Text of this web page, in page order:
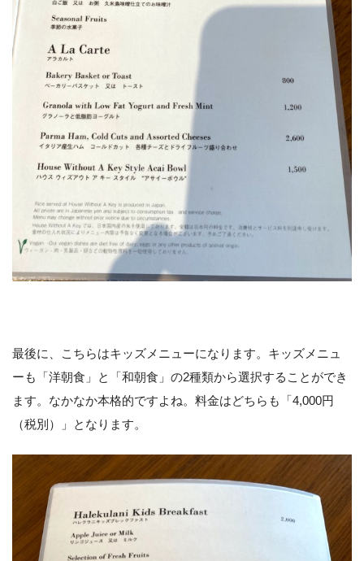
最後に、こちらはキッズメニューになります。キッズメニュ
ーも「洋朝食」と「和朝食」の2種類から選択することができ
ます。なかなか本格的ですよね。料金はどちらも「4,000円
（税別）」となります。